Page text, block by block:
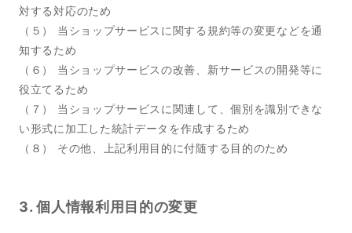
対する対応のため
（５） 当ショップサービスに関する規約等の変更などを通
知するため
（６） 当ショップサービスの改善、新サービスの開発等に
役立てるため
（７） 当ショップサービスに関連して、個別を識別できな
い形式に加工した統計データを作成するため
（８） その他、上記利用目的に付随する目的のため
3. 個人情報利用目的の変更